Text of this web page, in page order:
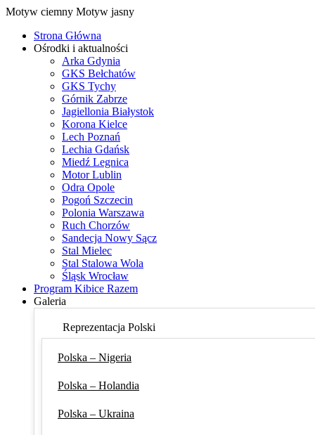
Motyw ciemny Motyw jasny
Strona Główna
Ośrodki i aktualności
Arka Gdynia
GKS Bełchatów
GKS Tychy
Górnik Zabrze
Jagiellonia Białystok
Korona Kielce
Lech Poznań
Lechia Gdańsk
Miedź Legnica
Motor Lublin
Odra Opole
Pogoń Szczecin
Polonia Warszawa
Ruch Chorzów
Sandecja Nowy Sącz
Stal Mielec
Stal Stalowa Wola
Śląsk Wrocław
Program Kibice Razem
Galeria
Reprezentacja Polski
Polska – Nigeria
Polska – Holandia
Polska – Ukraina